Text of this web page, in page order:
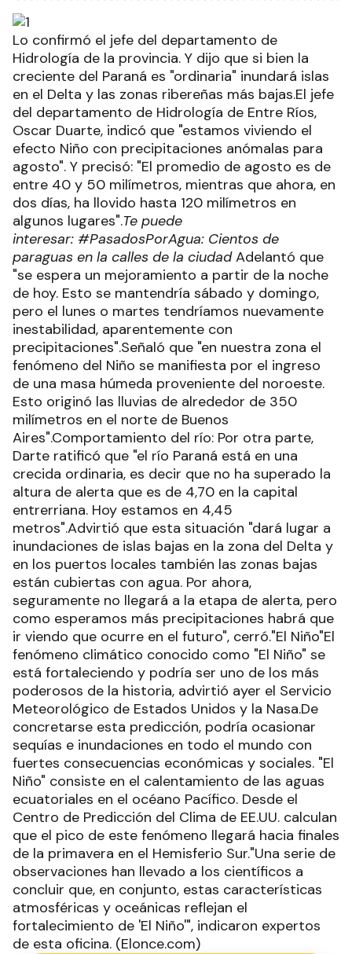
Lo confirmó el jefe del departamento de
Hidrología de la provincia. Y dijo que si bien la
creciente del Paraná es "ordinaria" inundará islas
en el Delta y las zonas ribereñas más bajas.El jefe
del departamento de Hidrología de Entre Ríos,
Oscar Duarte, indicó que "estamos viviendo el
efecto Niño con precipitaciones anómalas para
agosto". Y precisó: "El promedio de agosto es de
entre 40 y 50 milímetros, mientras que ahora, en
dos días, ha llovido hasta 120 milímetros en
algunos lugares".Te puede
interesar: #PasadosPorAgua: Cientos de
paraguas en la calles de la ciudadAdelantó que
"se espera un mejoramiento a partir de la noche
de hoy. Esto se mantendría sábado y domingo,
pero el lunes o martes tendríamos nuevamente
inestabilidad, aparentemente con
precipitaciones".Señaló que "en nuestra zona el
fenómeno del Niño se manifiesta por el ingreso
de una masa húmeda proveniente del noroeste.
Esto originó las lluvias de alrededor de 350
milímetros en el norte de Buenos
Aires".Comportamiento del río: Por otra parte,
Darte ratificó que "el río Paraná está en una
crecida ordinaria, es decir que no ha superado la
altura de alerta que es de 4,70 en la capital
entrerriana. Hoy estamos en 4,45
metros".Advirtió que esta situación "dará lugar a
inundaciones de islas bajas en la zona del Delta y
en los puertos locales también las zonas bajas
están cubiertas con agua. Por ahora,
seguramente no llegará a la etapa de alerta, pero
como esperamos más precipitaciones habrá que
ir viendo que ocurre en el futuro", cerró."El Niño"El
fenómeno climático conocido como "El Niño" se
está fortaleciendo y podría ser uno de los más
poderosos de la historia, advirtió ayer el Servicio
Meteorológico de Estados Unidos y la Nasa.De
concretarse esta predicción, podría ocasionar
sequías e inundaciones en todo el mundo con
fuertes consecuencias económicas y sociales. "El
Niño" consiste en el calentamiento de las aguas
ecuatoriales en el océano Pacífico. Desde el
Centro de Predicción del Clima de EE.UU. calculan
que el pico de este fenómeno llegará hacia finales
de la primavera en el Hemisferio Sur."Una serie de
observaciones han llevado a los científicos a
concluir que, en conjunto, estas características
atmosféricas y oceánicas reflejan el
fortalecimiento de 'El Niño'", indicaron expertos
de esta oficina. (Elonce.com)